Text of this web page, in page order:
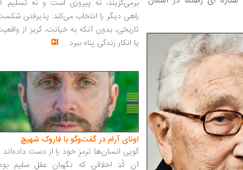
برمی‌گزیند، نه پیروزی است و نه تسلیم.
راهی دیگر را انتخاب می‌کند: پذیرفتن
تاریخی، بدون آنکه به خیانت، گریز از
یا انکار زندگی پناه ببرد ...
اونای آرام در گفت‌وگو با فاروک شهیچ‭
گویی انسان‌ها ترمزِ خود را از دست داده‌اند
آن کُدِ اخلاقی که نگهبان عقل سلیم